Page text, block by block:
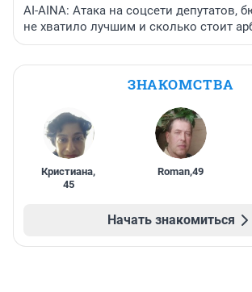
AI-AINA: Атака на соцсети депутатов,
не хватило лучшим и сколько стоит
ЗНАКОМСТВА
Кристиана,
45
Roman,49
Начать знакомиться